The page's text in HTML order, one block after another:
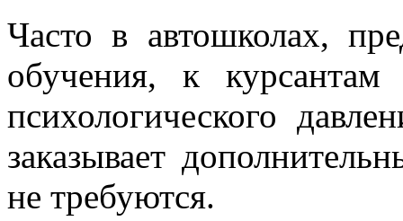
Часто в автошколах,
обучения, к курсантам
психологического
заказывает
не требуются.